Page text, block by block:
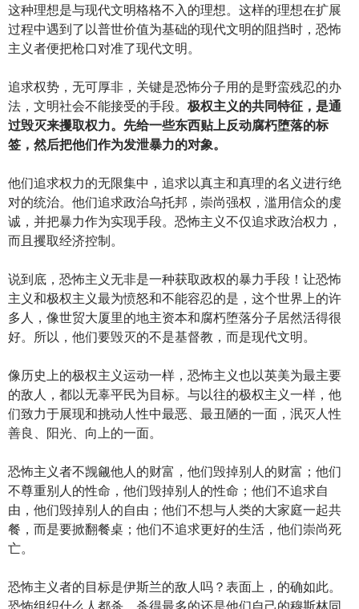
这种理想是与现代文明格格不入的理想。这样的理想在扩展
过程中遇到了以普世价值为基础的现代文明的阻挡时，恐怖
主义者便把枪口对准了现代文明。
追求权势，无可厚非，关键是恐怖分子用的是野蛮残忍的办
法，文明社会不能接受的手段。 极权主义的共同特征，是通
过毁灭来攫取权力。先给一些东西贴上反动腐朽堕落的标
签，然后把他们作为发泄暴力的对象。
他们追求权力的无限集中，追求以真主和真理的名义进行绝
对的统治。他们追求政治乌托邦，崇尚强权，滥用信众的虔
诚，并把暴力作为实现手段。恐怖主义不仅追求政治权力，
而且攫取经济控制。
说到底，恐怖主义无非是一种获取政权的暴力手段！让恐怖
主义和极权主义最为愤怒和不能容忍的是，这个世界上的许
多人，像世贸大厦里的地主资本和腐朽堕落分子居然活得很
好。所以，他们要毁灭的不是基督教，而是现代文明。
像历史上的极权主义运动一样，恐怖主义也以英美为最主要
的敌人，都以无辜平民为目标。与以往的极权主义一样，他
们致力于展现和挑动人性中最恶、最丑陋的一面，泯灭人性
善良、阳光、向上的一面。
恐怖主义者不觊觎他人的财富，他们毁掉别人的财富；他们
不尊重别人的性命，他们毁掉别人的性命；他们不追求自
由，他们毁掉别人的自由；他们不想与人类的大家庭一起共
餐，而是要掀翻餐桌；他们不追求更好的生活，他们崇尚死
亡。
恐怖主义者的目标是伊斯兰的敌人吗？表面上，的确如此。
恐怖组织什么人都杀。杀得最多的还是他们自己的穆斯林同